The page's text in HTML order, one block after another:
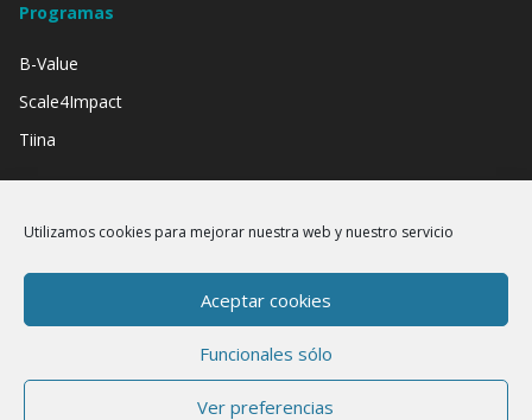
Utilizamos cookies para mejorar nuestra web y nuestro servicio
Aceptar cookies
Funcionales sólo
Ver preferencias
Programas
B-Value
Scale4Impact
Tiina